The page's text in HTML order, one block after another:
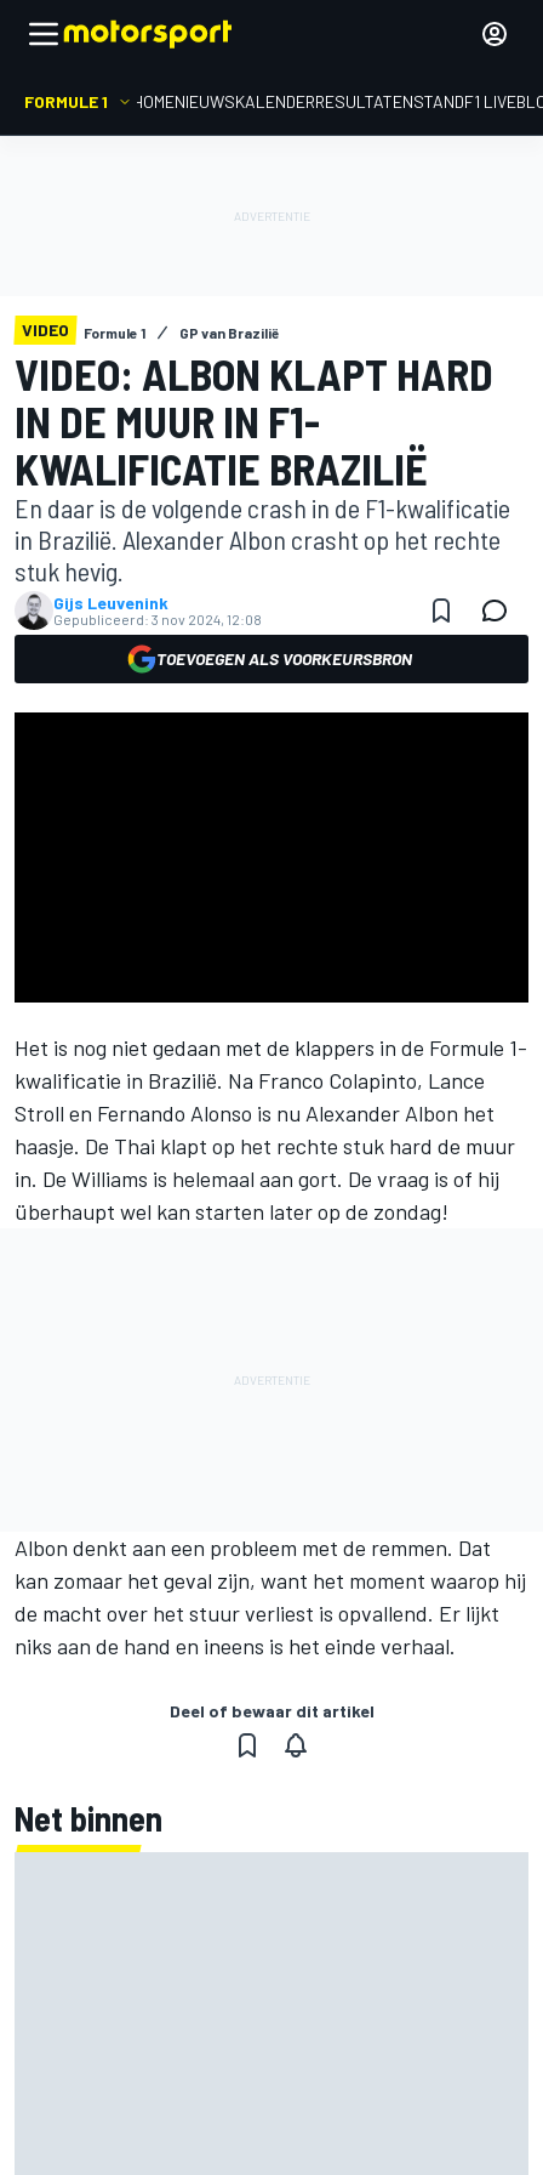
FORMULE 1 HOMENIEUWSKALENDERRESULTATENSTANDF1
VIDEO Formule 1 GP van Brazilië
VIDEO: ALBON KLAPT HARD
IN DE MUUR IN F1-
KWALIFICATIE BRAZILIË
En daar is de volgende crash in de F1-kwalificatie
in Brazilië. Alexander Albon crasht op het rechte
stuk hevig.
Gijs Leuvenink
Gepubliceerd: 3 nov 2024, 12:08
TOEVOEGEN ALS VOORKEURSBRON
Het is nog niet gedaan met de klappers in de Formule 1-
kwalificatie in Brazilië. Na Franco Colapinto, Lance
Stroll en Fernando Alonso is nu Alexander Albon het
haasje. De Thai klapt op het rechte stuk hard de muur
in. De Williams is helemaal aan gort. De vraag is of hij
überhaupt wel kan starten later op de zondag!
Albon denkt aan een probleem met de remmen. Dat
kan zomaar het geval zijn, want het moment waarop hij
de macht over het stuur verliest is opvallend. Er lijkt
niks aan de hand en ineens is het einde verhaal.
Deel of bewaar dit artikel
Net binnen